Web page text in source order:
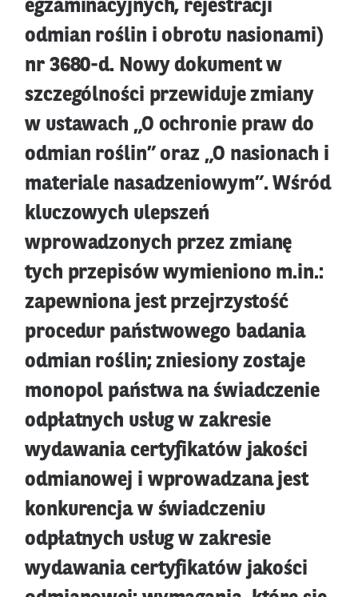
egzaminacyjnych, rejestracji
odmian roślin i obrotu nasionami)
nr 3680-d. Nowy dokument w
szczególności przewiduje zmiany
w ustawach „O ochronie praw do
odmian roślin” oraz „O nasionach i
materiale nasadzeniowym”. Wśród
kluczowych ulepszeń
wprowadzonych przez zmianę
tych przepisów wymieniono m.in.:
zapewniona jest przejrzystość
procedur państwowego badania
odmian roślin; zniesiony zostaje
monopol państwa na świadczenie
odpłatnych usług w zakresie
wydawania certyfikatów jakości
odmianowej i wprowadzana jest
konkurencja w świadczeniu
odpłatnych usług w zakresie
wydawania certyfikatów jakości